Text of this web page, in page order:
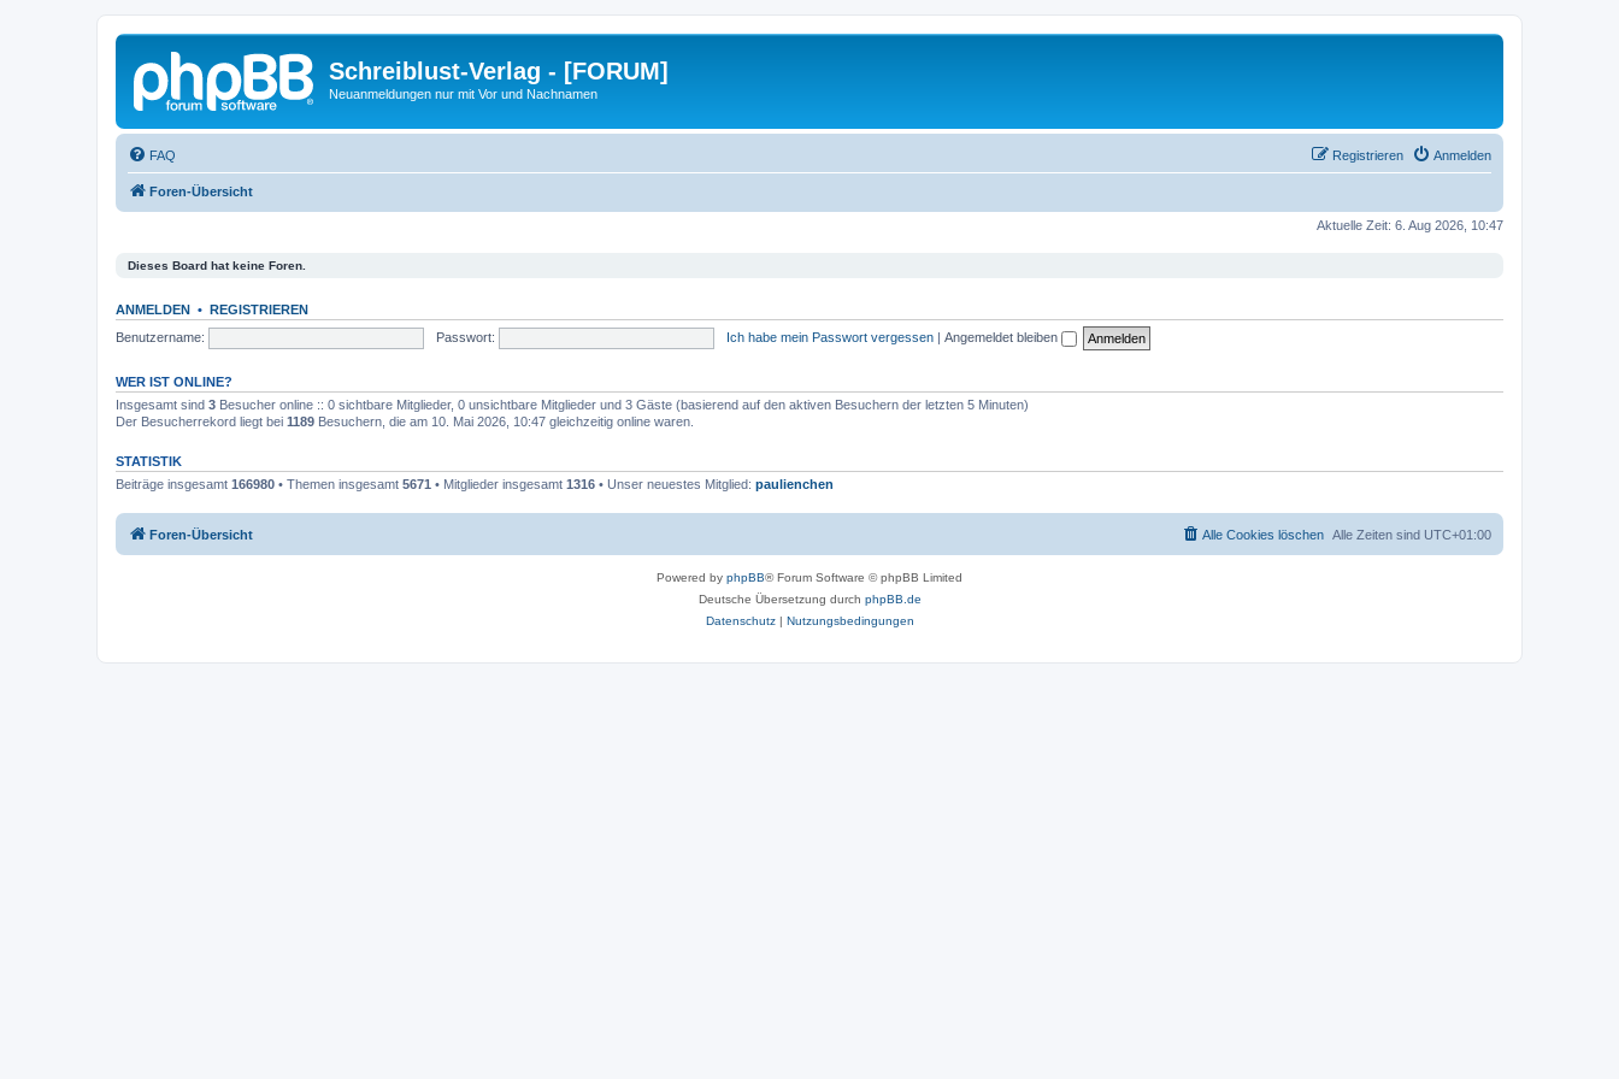
Schreiblust-Verlag - [FORUM]
Neuanmeldungen nur mit Vor und Nachnamen
FAQ Anmelden
Registrieren
Foren-Übersicht
Aktuelle Zeit: 6. Aug 2026, 10:47
Dieses Board hat keine Foren.
ANMELDEN • REGISTRIEREN
Benutzername:
Passwort: Ich habe mein Passwort vergessen | Angemeldet bleiben
WER IST ONLINE?
Insgesamt sind 3 Besucher online :: 0 sichtbare Mitglieder, 0 unsichtbare Mitglieder und 3 Gäste (basierend auf den aktiven Besuchern der letzten 5 Minuten)
Der Besucherrekord liegt bei 1189 Besuchern, die am 10. Mai 2026, 10:47 gleichzeitig online waren.
STATISTIK
Beiträge insgesamt 166980 • Themen insgesamt 5671 • Mitglieder insgesamt 1316 • Unser neuestes Mitglied: paulienchen
Foren-Übersicht Alle Zeiten sind UTC+01:00
Alle Cookies löschen
Powered by phpBB® Forum Software © phpBB Limited
Deutsche Übersetzung durch phpBB.de
Datenschutz| Nutzungsbedingungen